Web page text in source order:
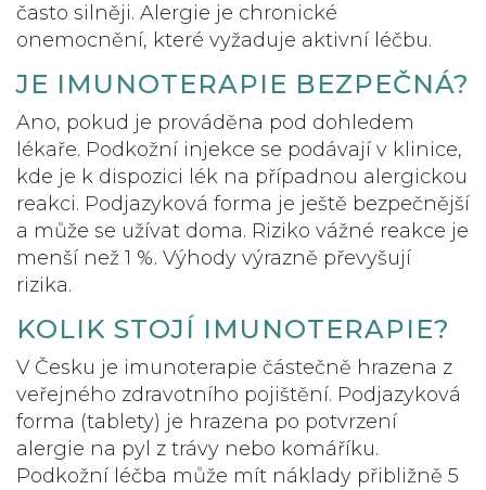
často silněji. Alergie je chronické
onemocnění, které vyžaduje aktivní léčbu.
JE IMUNOTERAPIE BEZPEČNÁ?
Ano, pokud je prováděna pod dohledem
lékaře. Podkožní injekce se podávají v klinice,
kde je k dispozici lék na případnou alergickou
reakci. Podjazyková forma je ještě bezpečnější
a může se užívat doma. Riziko vážné reakce je
menší než 1 %. Výhody výrazně převyšují
rizika.
KOLIK STOJÍ IMUNOTERAPIE?
V Česku je imunoterapie částečně hrazena z
veřejného zdravotního pojištění. Podjazyková
forma (tablety) je hrazena po potvrzení
alergie na pyl z trávy nebo komáříku.
Podkožní léčba může mít náklady přibližně 5